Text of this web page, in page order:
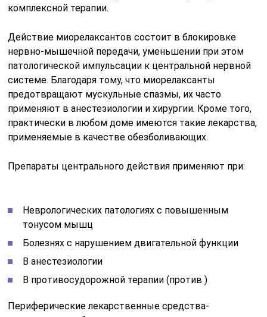
комплексной терапии.
Действие миорелаксантов состоит в блокировке
нервно-мышечной передачи, уменьшении при этом
патологической импульсации к центральной нервной
системе. Благодаря тому, что миорелаксанты
предотвращают мускульные спазмы, их часто
применяют в анестезиологии и хирургии. Кроме того,
практически в любом доме имеются такие лекарства,
применяемые в качестве обезболивающих.
Препараты центрального действия применяют при:
Неврологических патологиях с повышенным
тонусом мышц
Болезнях с нарушением двигательной функции
В анестезиологии
В противосудорожной терапии (против )
Периферические лекарственные средства-